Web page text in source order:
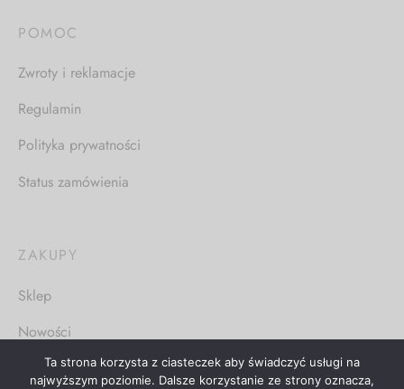
POMOC
Zwroty i reklamacje
Regulamin
Polityka prywatności
Status zamówienia
ZAKUPY
Sklep
Nowości
Ta strona korzysta z ciasteczek aby świadczyć usługi na
najwyższym poziomie. Dalsze korzystanie ze strony oznacza,